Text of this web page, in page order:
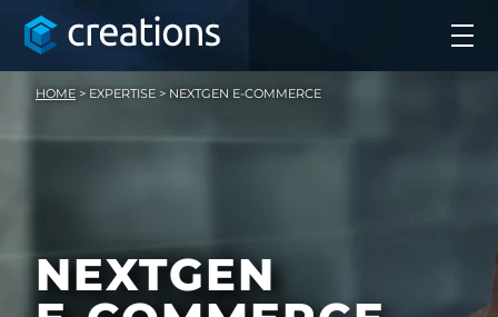
HOME > EXPERTISE > NEXTGEN E-COMMERCE
NEXTGEN